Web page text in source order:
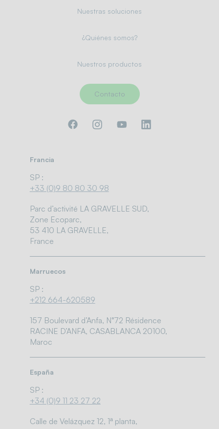
Nuestras soluciones
¿Quiénes somos?
Nuestros productos
Contacto
Francia
SP :
+33 (0)9 80 80 30 98
Parc d’activité LA GRAVELLE SUD,
Zone Ecoparc,
53 410 LA GRAVELLE,
France
Marruecos
SP :
+212 664-620589
157 Boulevard d’Anfa, N°72 Résidence
RACINE D’ANFA, CASABLANCA 20100,
Maroc
España
SP :
+34 (0)9 11 23 27 22
Calle de Velázquez 12, 1ª planta,